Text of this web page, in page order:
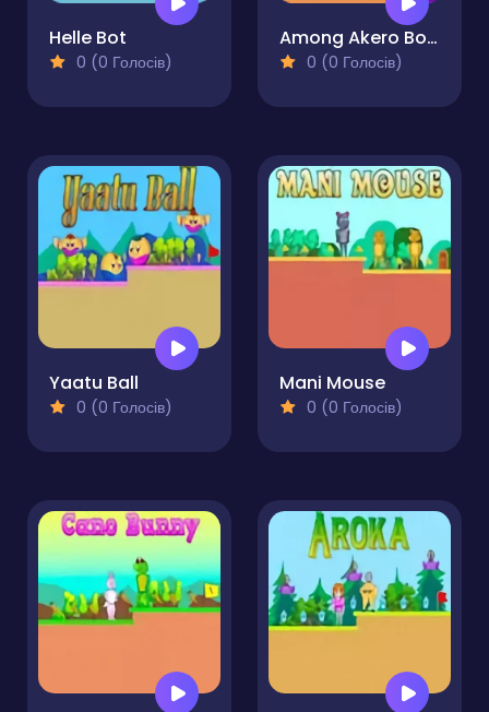
Helle Bot
0 (0 Голосів)
Among Akero Bots
0 (0 Голосів)
Yaatu Ball
0 (0 Голосів)
Mani Mouse
0 (0 Голосів)